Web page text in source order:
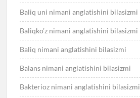
Baliq uni nimani anglatishini bilasizmi
Baliqko’z nimani anglatishini bilasizmi
Baliq nimani anglatishini bilasizmi
Balans nimani anglatishini bilasizmi
Bakterioz nimani anglatishini bilasizmi